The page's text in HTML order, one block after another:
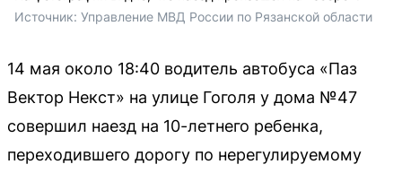
Источник: Управление МВД России по Рязанской области
14 мая около 18:40 водитель автобуса «Паз
Вектор Некст» на улице Гоголя у дома №47
совершил наезд на 10-летнего ребенка,
переходившего дорогу по нерегулируемому